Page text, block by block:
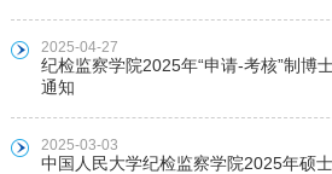
2025-04-27
纪检监察学院2025年“申请-考核”制博
通知
2025-03-03
中国人民大学纪检监察学院2025年硕